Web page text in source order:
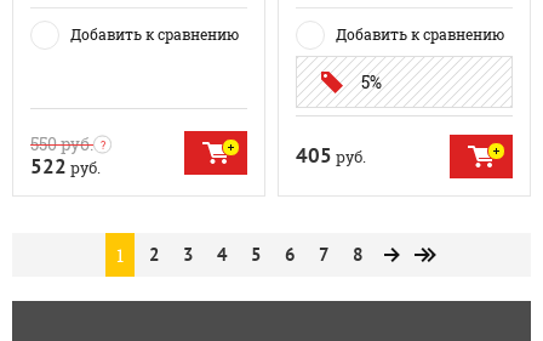
Добавить к сравнению
550руб.
522 руб.
Добавить к сравнению
5%
405 руб.
1 2 3 4 5 6 7 8